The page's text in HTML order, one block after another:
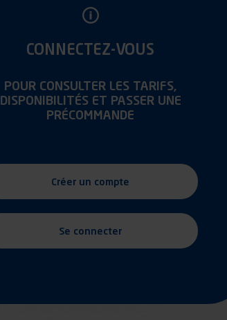
CONNECTEZ-VOUS
POUR CONSULTER LES TARIFS,
DISPONIBILITÉS ET PASSER UNE
PRÉCOMMANDE
Créer un compte
Se connecter